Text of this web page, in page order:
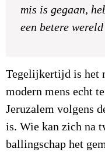
mis is gegaan,
een betere wereld
Tegelijkertijd is het
modern mens echt
Jeruzalem volgens
is. Wie kan zich na
ballingschap het